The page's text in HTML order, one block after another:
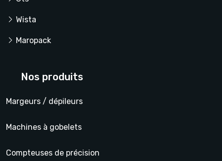
Wista
Maropack
Nos produits
Margeurs / dépileurs
Machines à gobelets
Compteuses de précision